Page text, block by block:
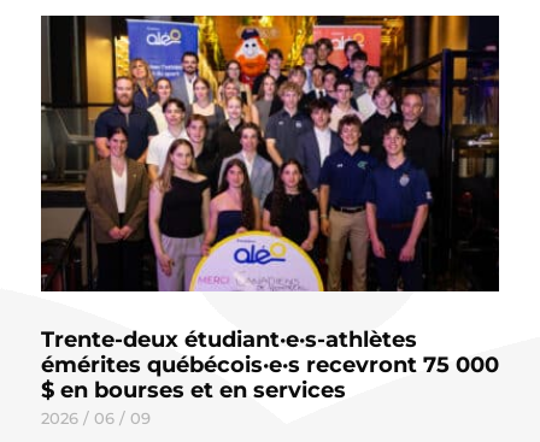
Trente-deux étudiant·e·s-athlètes
émérites québécois·e·s recevront 75 000
$ en bourses et en services
2026 / 06 / 09